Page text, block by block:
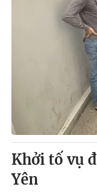
Khởi tố vụ
Yên